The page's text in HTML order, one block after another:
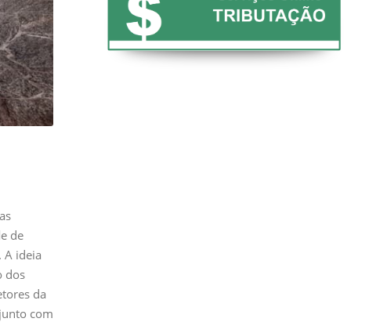
de
A ideia
dos
da
com